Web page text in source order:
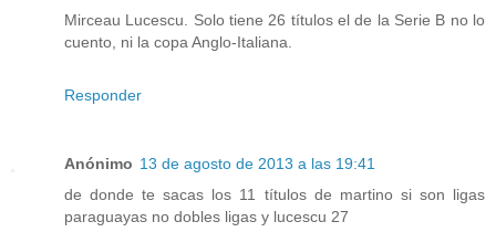
Mirceau Lucescu. Solo tiene 26 títulos el de la Serie B no lo
cuento, ni la copa Anglo-Italiana.
Responder
Anónimo 13 de agosto de 2013 a las 19:41
de donde te sacas los 11 títulos de martino si son ligas
paraguayas no dobles ligas y lucescu 27